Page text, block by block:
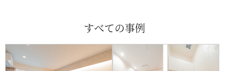
すべての事例